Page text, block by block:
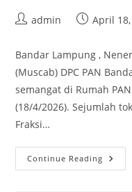
Postadmin
PostApril
Bandar Lampung ,
(Muscab) DPC PAN
semangat di Rumah
(18/4/2026). Sejumlah
Fraksi…
Continue Reading PAN